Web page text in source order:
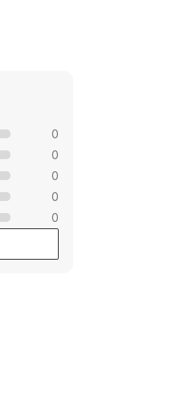
0
0
0
0
0